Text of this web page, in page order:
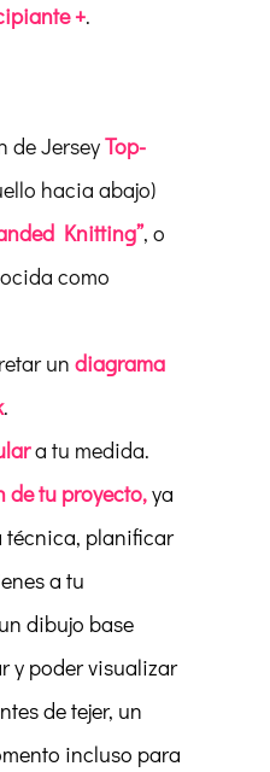
+.
de JerseyTop-
hacia abajo)
Knitting”, o
como
un diagrama
.
a tu medida.
de tu proyecto,ya
técnica, planificar
a tu
dibujo base
y poder visualizar
de tejer, un
incluso para